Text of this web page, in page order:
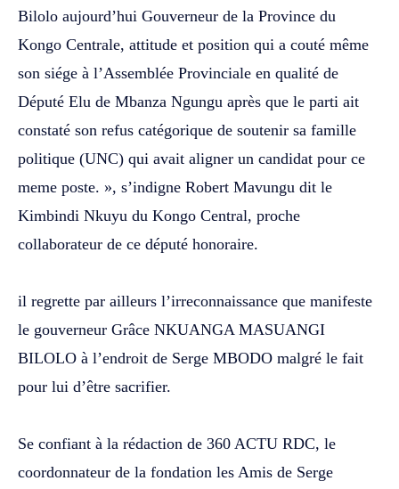
Bilolo aujourd’hui Gouverneur de la Province du
Kongo Centrale, attitude et position qui a couté même
son siége à l’Assemblée Provinciale en qualité de
Député Elu de Mbanza Ngungu après que le parti ait
constaté son refus catégorique de soutenir sa famille
politique (UNC) qui avait aligner un candidat pour ce
meme poste. », s’indigne Robert Mavungu dit le
Kimbindi Nkuyu du Kongo Central, proche
collaborateur de ce député honoraire.
‎il regrette par ailleurs l’irreconnaissance que manifeste
le gouverneur Grâce NKUANGA MASUANGI
BILOLO à l’endroit de Serge MBODO malgré le fait
pour lui d’être sacrifier.
‎Se confiant à la rédaction de 360 ACTU RDC, le
coordonnateur de la fondation les Amis de Serge